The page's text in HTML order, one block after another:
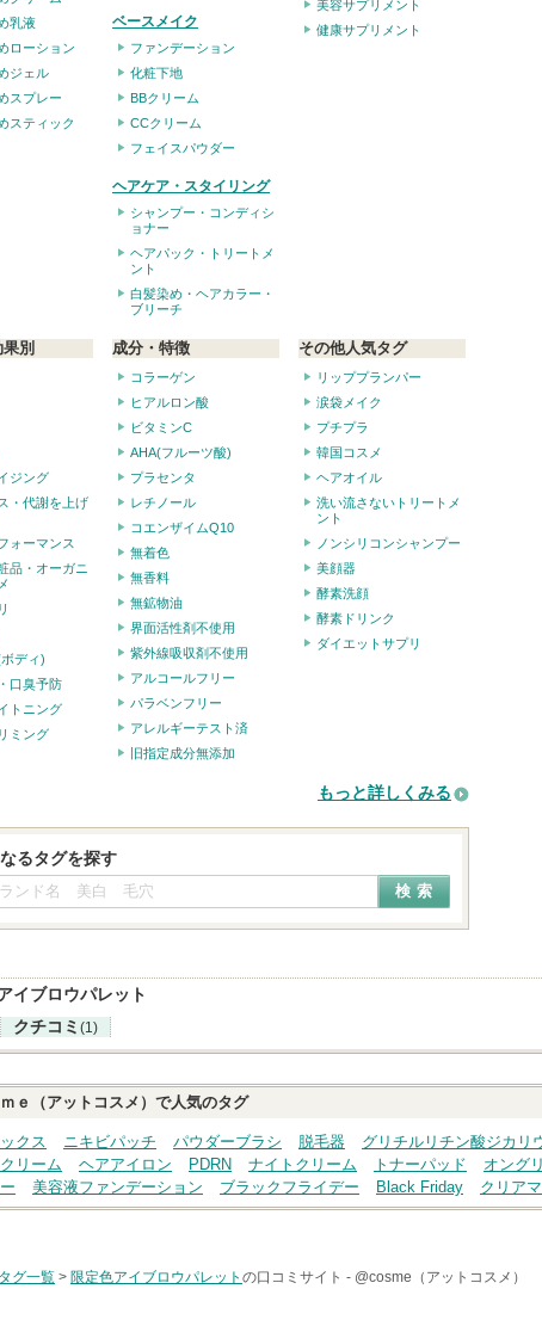
乳液
ローション
ジェル
スプレー
スティック
ベースメイク
ファンデーション
化粧下地
BBクリーム
CCクリーム
フェイスパウダー
ヘアケア・スタイリング
シャンプー・コンディシ
ョナー
ヘアパック・トリートメ
ント
白髪染め・ヘアカラー・
ブリーチ
美容サプリメント
健康サプリメント
別
ジング
・代謝を上げ
ォーマンス
品・オーガニ
ディ)
口臭予防
トニング
ミング
成分・特徴
コラーゲン
ヒアルロン酸
ビタミンC
AHA(フルーツ酸)
プラセンタ
レチノール
コエンザイムQ10
無着色
無香料
無鉱物油
界面活性剤不使用
紫外線吸収剤不使用
アルコールフリー
パラベンフリー
アレルギーテスト済
旧指定成分無添加
その他人気タグ
リッププランパー
涙袋メイク
プチプラ
韓国コスメ
ヘアオイル
洗い流さないトリートメ
ント
ノンシリコンシャンプー
美顔器
酵素洗顔
酵素ドリンク
ダイエットサプリ
もっと詳しくみる
るタグを探す
イブロウパレット
クチコミ (1)
ｅ（アットコスメ）で人気のタグ
クス ニキビパッチ パウダーブラシ 脱毛器 グリチルリチン酸ジカリ
リーム
ヘアアイロン PDRN ナイトクリーム トナーパッド オング
美容液ファンデーション ブラックフライデー Black Friday クリア
グ一覧 > 限定色アイブロウパレット の口コミサイト - @cosme（アットコスメ）